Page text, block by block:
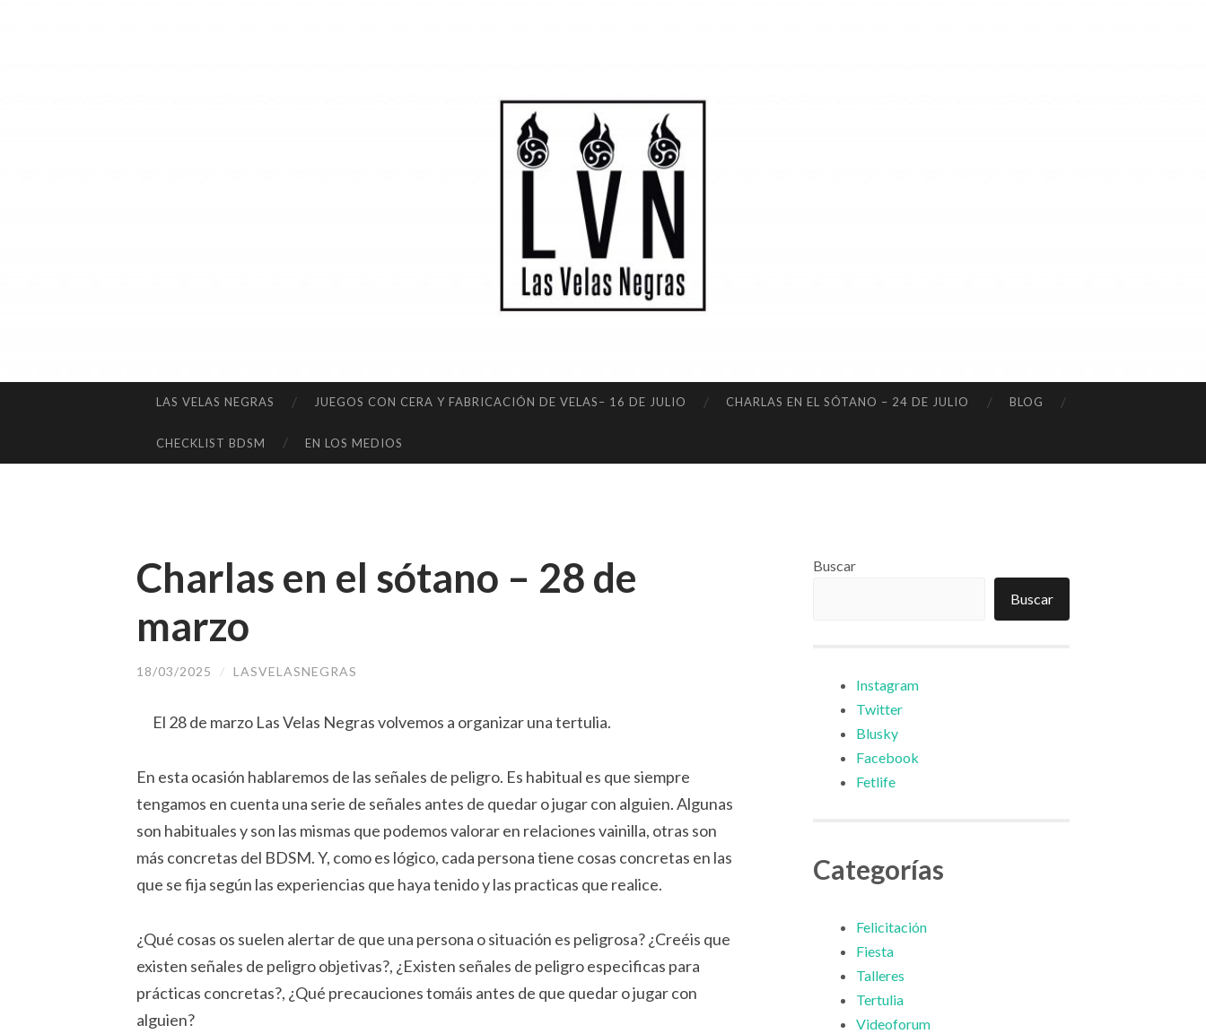
LA
S
VE
LA
NE
LAS VELAS NEGRAS JUEGOS CON CERA Y FABRICACIÓN DE VELAS– 16 DE JULIO CHARLAS EN EL SÓTANO – 24 DE JULIO BLOG
CHECKLIST BDSM EN LOS MEDIOS
Charlas en el sótano – 28 de
marzo
18/03/2025 / LASVELASNEGRAS
El 28 de marzo Las Velas Negras volvemos a organizar una tertulia.
En esta ocasión hablaremos de las señales de peligro. Es habitual es que siempre
tengamos en cuenta una serie de señales antes de quedar o jugar con alguien. Algunas
son habituales y son las mismas que podemos valorar en relaciones vainilla, otras son
más concretas del BDSM. Y, como es lógico, cada persona tiene cosas concretas en las
que se fija según las experiencias que haya tenido y las practicas que realice.
¿Qué cosas os suelen alertar de que una persona o situación es peligrosa? ¿Creéis que
existen señales de peligro objetivas?, ¿Existen señales de peligro especificas para
prácticas concretas?, ¿Qué precauciones tomáis antes de que quedar o jugar con
alguien?
Buscar
Buscar
Instagram
Twitter
Blusky
Facebook
Fetlife
Categorías
Felicitación
Fiesta
Talleres
Tertulia
Videoforum